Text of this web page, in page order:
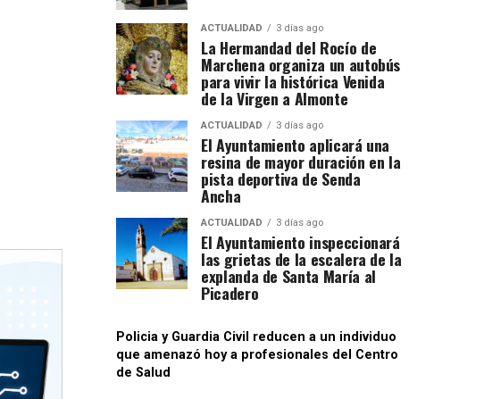
ACTUALIDAD 3 días ago
La Hermandad del Rocío de
Marchena organiza un autobús
para vivir la histórica Venida
de la Virgen a Almonte
ACTUALIDAD 3 días ago
El Ayuntamiento aplicará una
resina de mayor duración en la
pista deportiva de Senda
Ancha
ACTUALIDAD 3 días ago
El Ayuntamiento inspeccionará
las grietas de la escalera de la
explanda de Santa María al
Picadero
Policia y Guardia Civil reducen a un individuo
que amenazó hoy a profesionales del Centro
de Salud